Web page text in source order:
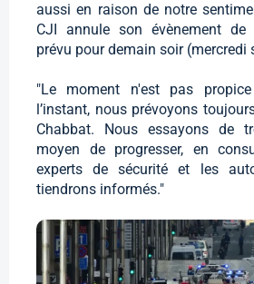
aussi en raison de notre
CJI annule son évènement
prévu pour demain soir (mercredi
"Le moment n'est pas
l’instant, nous prévoyons
Chabbat. Nous essayons de
moyen de progresser, en
experts de sécurité et les
tiendrons informés."